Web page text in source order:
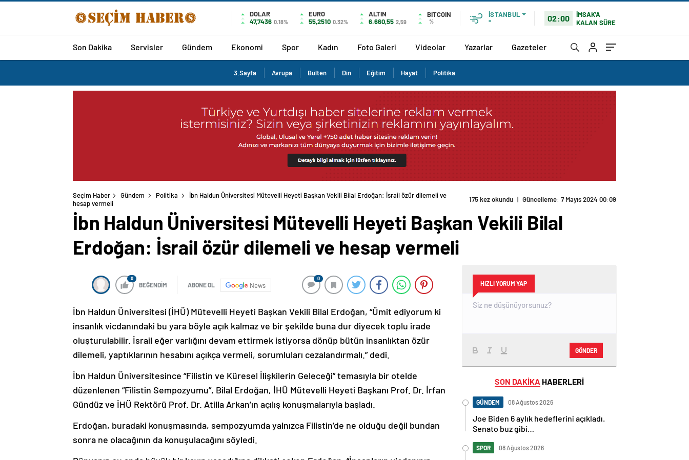
DOLAR
47,7436 0.18%
EURO
55,2510 0.32%
ALTIN
6.660,55 2,59
BITCOIN
%
İSTANBUL
°
02:00
İMSAK'A
KALAN SÜRE
Son Dakika Servisler Gündem Ekonomi Spor Kadın Foto Galeri Videolar Yazarlar Gazeteler
3.Sayfa Avrupa Bülten Din Eğitim Hayat Politika
Seçim Haber Gündem Politika İbn Haldun Üniversitesi Mütevelli Heyeti Başkan Vekili Bilal Erdoğan: İsrail özür dilemeli ve hesap vermeli
İbn Haldun Üniversitesi Mütevelli Heyeti Başkan Vekili Bilal
Erdoğan: İsrail özür dilemeli ve hesap vermeli
News
insanlık vicdanındaki bu yara böyle açık kalmaz ve bir şekilde buna dur diyecek toplu irade
oluşturulabilir. İsrail eğer varlığını devam ettirmek istiyorsa dönüp bütün insanlıktan özür
dilemeli, yaptıklarının hesabını açıkça vermeli, sorumluları cezalandırmalı.” dedi.
düzenlenen “Filistin Sempozyumu”, Bilal Erdoğan, İHÜ Mütevelli Heyeti Başkanı Prof. Dr. İrfan
Gündüz ve İHÜ Rektörü Prof. Dr. Atilla Arkan’ın açılış konuşmalarıyla başladı.
sonra ne olacağının da konuşulacağını söyledi.
HIZLI YORUM YAP
GÖNDER
Joe Biden 6 aylık hedeflerini açıkladı.
Senato buz gibi…
En fazla kızaran takım Antalyaspor!